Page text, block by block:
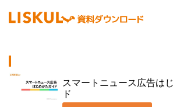
スマートニュース広告は
ド